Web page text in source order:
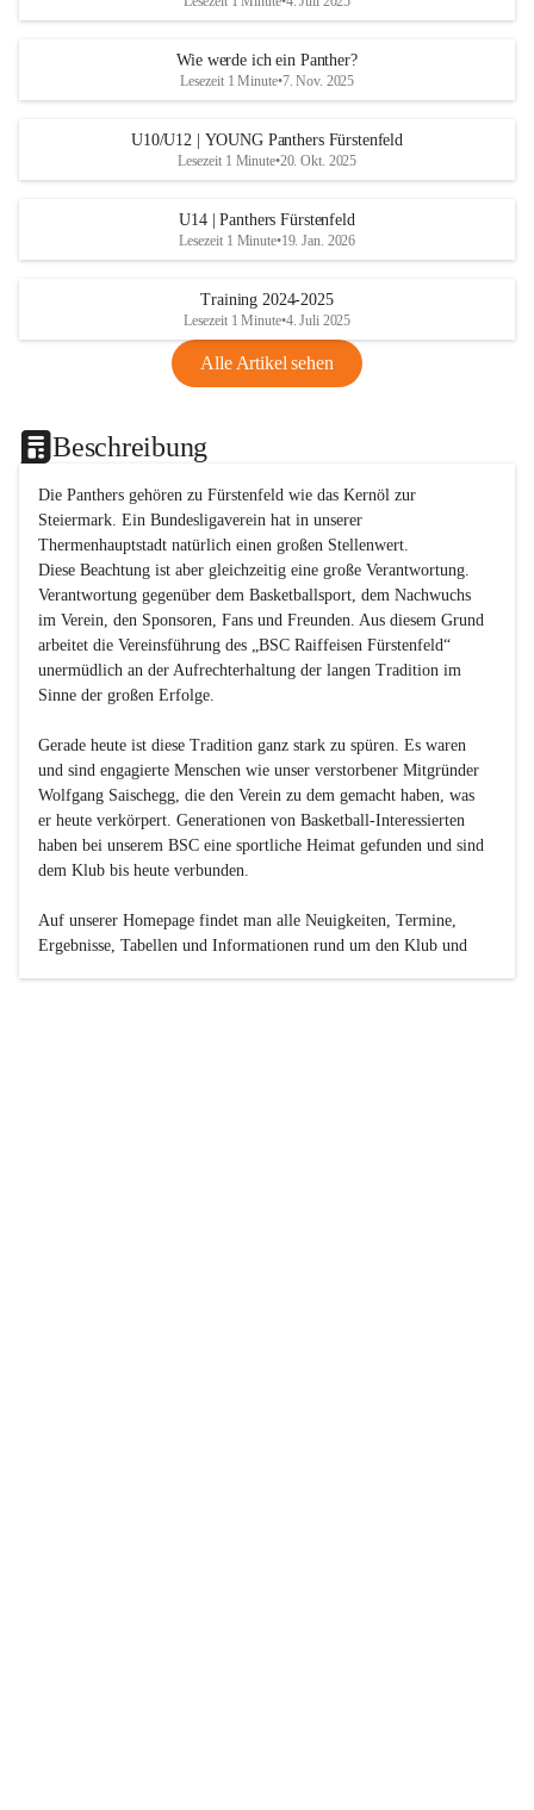
Wie werde ich ein Panther?
Lesezeit 1 Minute•7. Nov. 2025
U10/U12 | YOUNG Panthers Fürstenfeld
Lesezeit 1 Minute•20. Okt. 2025
U14 | Panthers Fürstenfeld
Lesezeit 1 Minute•19. Jan. 2026
Training 2024-2025
Lesezeit 1 Minute•4. Juli 2025
Alle Artikel sehen
Beschreibung
Die Panthers gehören zu Fürstenfeld wie das Kernöl zur
Steiermark. Ein Bundesligaverein hat in unserer
Thermenhauptstadt natürlich einen großen Stellenwert.
Diese Beachtung ist aber gleichzeitig eine große Verantwortung.
Verantwortung gegenüber dem Basketballsport, dem Nachwuchs
im Verein, den Sponsoren, Fans und Freunden. Aus diesem Grund
arbeitet die Vereinsführung des „BSC Raiffeisen Fürstenfeld“
unermüdlich an der Aufrechterhaltung der langen Tradition im
Sinne der großen Erfolge.
Gerade heute ist diese Tradition ganz stark zu spüren. Es waren
und sind engagierte Menschen wie unser verstorbener Mitgründer
Wolfgang Saischegg, die den Verein zu dem gemacht haben, was
er heute verkörpert. Generationen von Basketball-Interessierten
haben bei unserem BSC eine sportliche Heimat gefunden und sind
dem Klub bis heute verbunden.
Auf unserer Homepage findet man alle Neuigkeiten, Termine,
Ergebnisse, Tabellen und Informationen rund um den Klub und